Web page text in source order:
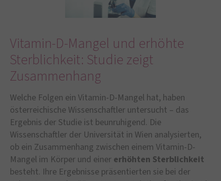
Vitamin-D-Mangel und erhöhte
Sterblichkeit: Studie zeigt
Zusammenhang
Welche Folgen ein Vitamin-D-Mangel hat, haben
österreichische Wissenschaftler untersucht – das
Ergebnis der Studie ist beunruhigend. Die
Wissenschaftler der Universität in Wien analysierten,
ob ein Zusammenhang zwischen einem Vitamin-D-
Mangel im Körper und einer erhöhten Sterblichkeit
besteht. Ihre Ergebnisse präsentierten sie bei der